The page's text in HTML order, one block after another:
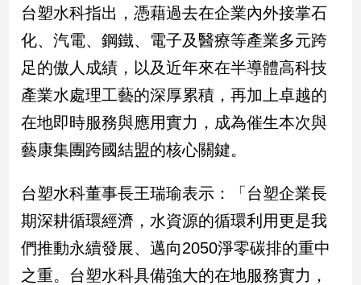
國
際
社
會/
方
新
冠
病
專
區
南
台塑水科指出，憑藉過去在企業內外接掌石
化、汽電、鋼鐵、電子及醫療等產業多元跨
足的傲人成績，以及近年來在半導體高科技
產業水處理工藝的深厚累積，再加上卓越的
在地即時服務與應用實力，成為催生本次與
藝康集團跨國結盟的核心關鍵。
台塑水科董事長王瑞瑜表示：「台塑企業長
期深耕循環經濟，水資源的循環利用更是我
們推動永續發展、邁向2050淨零碳排的重中
之重。台塑水科具備強大的在地服務實力，